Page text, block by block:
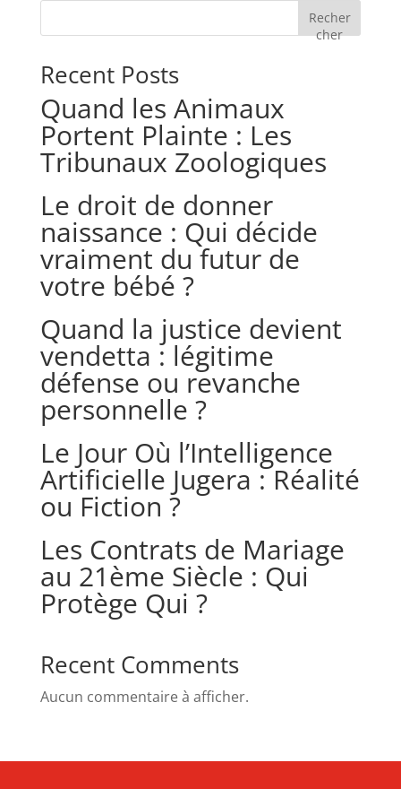
Recher
cher
Recent Posts
Quand les Animaux
Portent Plainte : Les
Tribunaux Zoologiques
Le droit de donner
naissance : Qui décide
vraiment du futur de
votre bébé ?
Quand la justice devient
vendetta : légitime
défense ou revanche
personnelle ?
Le Jour Où l’Intelligence
Artificielle Jugera : Réalité
ou Fiction ?
Les Contrats de Mariage
au 21ème Siècle : Qui
Protège Qui ?
Recent Comments
Aucun commentaire à afficher.